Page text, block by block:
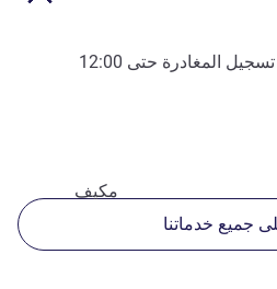
المغادرة حتى 12:00
مكيف
جميع خدماتنا